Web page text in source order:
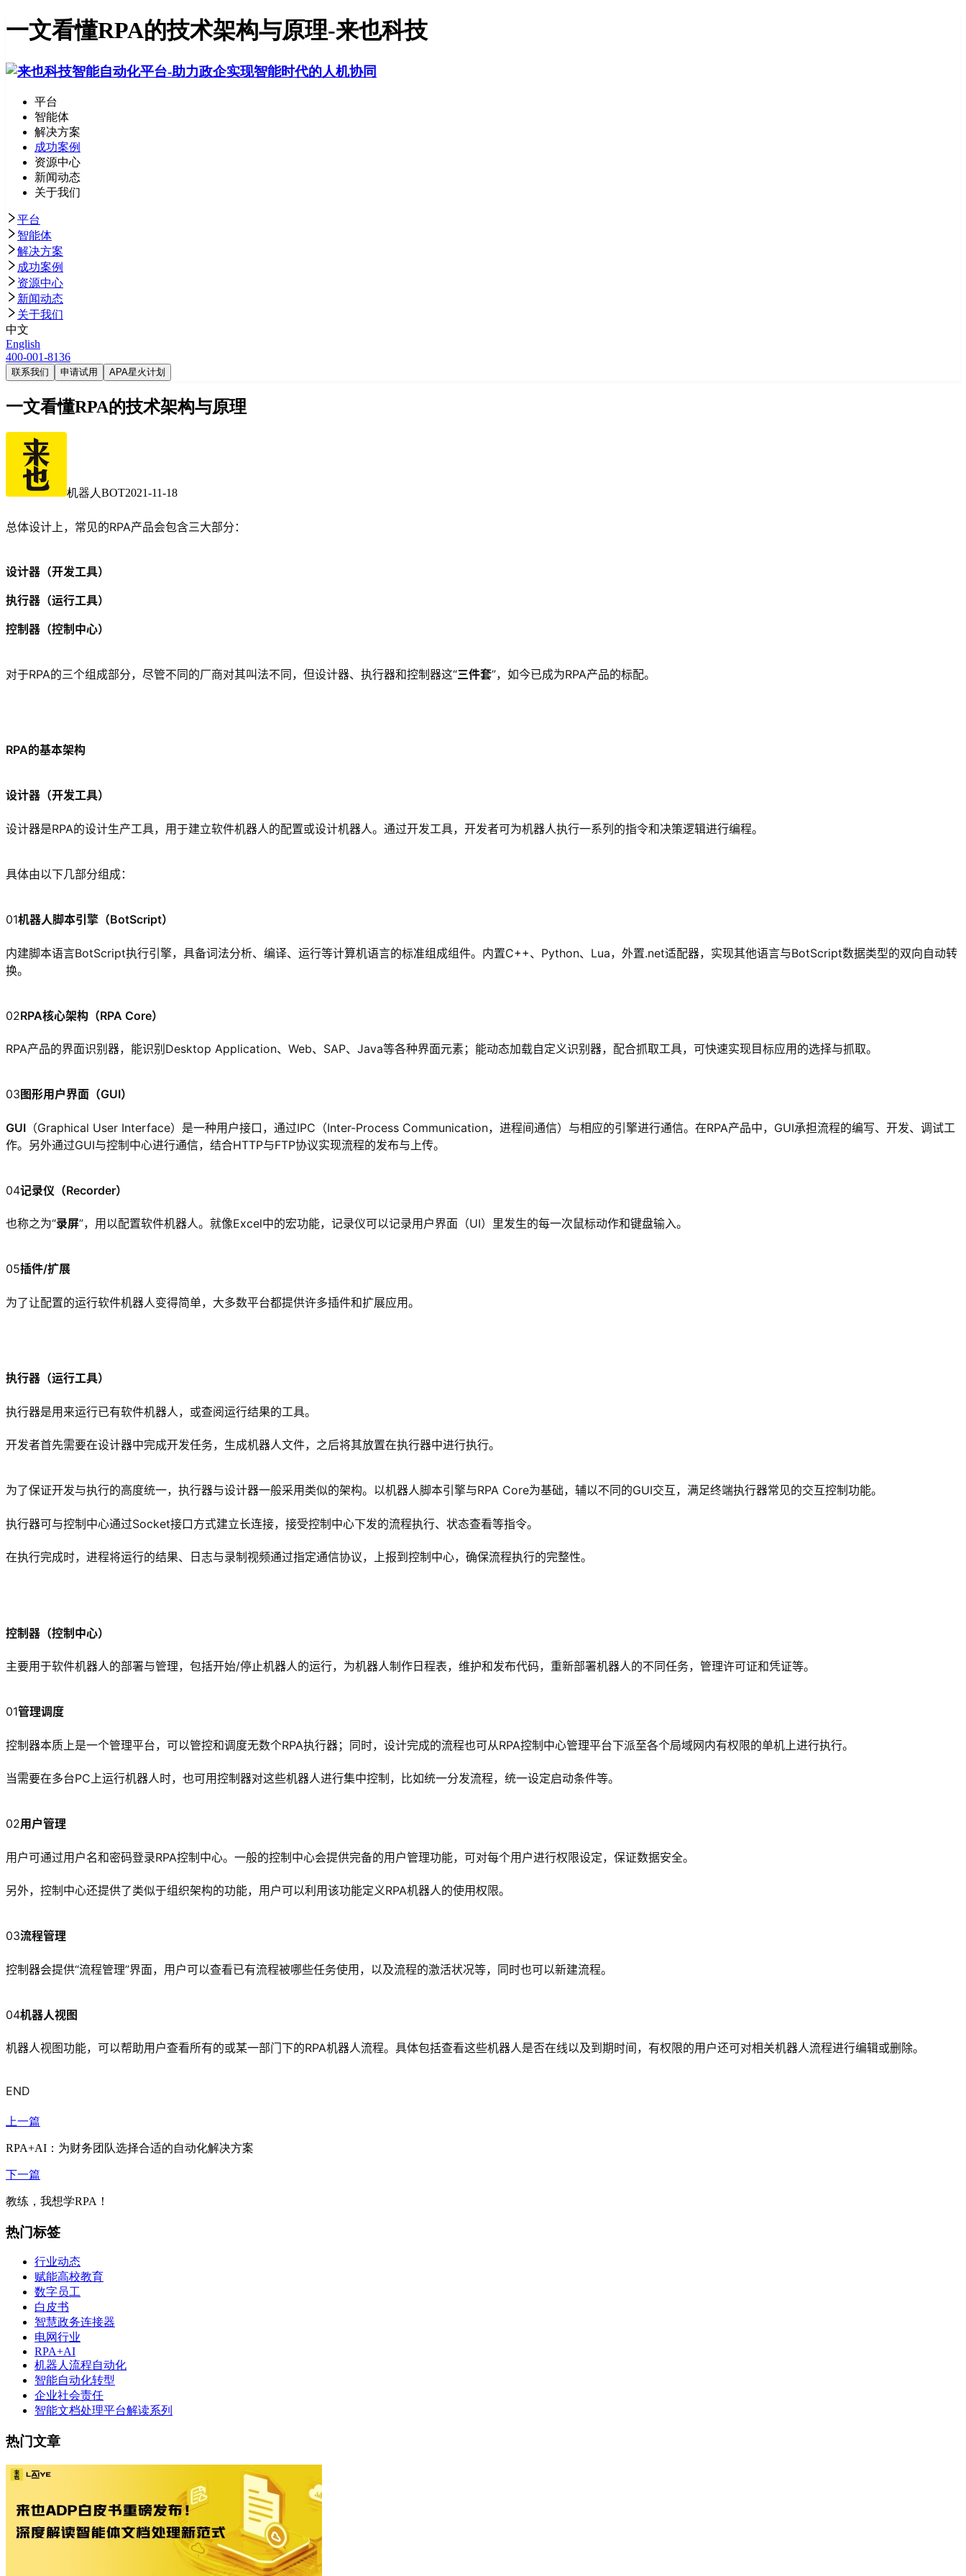
一文看懂RPA的技术架构与原理-来也科技
平台
智能体
解决方案
成功案例
资源中心
新闻动态
关于我们
平台
智能体
解决方案
成功案例
资源中心
新闻动态
关于我们
中文
English
400-001-8136
联系我们 申请试用 APA星火计划
一文看懂RPA的技术架构与原理
机器人BOT2021-11-18
总体设计上，常见的RPA产品会包含三大部分：
设计器（开发工具）
执行器（运行工具）
控制器（控制中心）
对于RPA的三个组成部分，尽管不同的厂商对其叫法不同，但设计器、执行器和控制器这“三件套”，如今已成为RPA产品的标配。
RPA的基本架构
设计器（开发工具）
设计器是RPA的设计生产工具，用于建立软件机器人的配置或设计机器人。通过开发工具，开发者可为机器人执行一系列的指令和决策逻辑进行编程。
具体由以下几部分组成：
01机器人脚本引擎（BotScript）
内建脚本语言BotScript执行引擎，具备词法分析、编译、运行等计算机语言的标准组成组件。内置C++、Python、Lua，外置.net适配器，实现其他语言与BotScript数据类型的双向自动转
换。
02RPA核心架构（RPA Core）
RPA产品的界面识别器，能识别Desktop Application、Web、SAP、Java等各种界面元素；能动态加载自定义识别器，配合抓取工具，可快速实现目标应用的选择与抓取。
03 图形用户界面（GUI）
GUI （Graphical User Interface）是一种用户接口，通过IPC（Inter-Process Communication，进程间通信）与相应的引擎进行通信。在RPA产品中，GUI承担流程的编写、开发、调试工
作。另外通过GUI与控制中心进行通信，结合HTTP与FTP协议实现流程的发布与上传。
04记录仪（Recorder）
也称之为“录屏”，用以配置软件机器人。就像Excel中的宏功能，记录仪可以记录用户界面（UI）里发生的每一次鼠标动作和键盘输入。
05插件/扩展
为了让配置的运行软件机器人变得简单，大多数平台都提供许多插件和扩展应用。
执行器（运行工具）
执行器是用来运行已有软件机器人，或查阅运行结果的工具。
开发者首先需要在设计器中完成开发任务，生成机器人文件，之后将其放置在执行器中进行执行。
为了保证开发与执行的高度统一，执行器与设计器一般采用类似的架构。以机器人脚本引擎与RPA Core为基础，辅以不同的GUI交互，满足终端执行器常见的交互控制功能。
执行器可与控制中心通过Socket接口方式建立长连接，接受控制中心下发的流程执行、状态查看等指令。
在执行完成时，进程将运行的结果、日志与录制视频通过指定通信协议，上报到控制中心，确保流程执行的完整性。
控制器（控制中心）
主要用于软件机器人的部署与管理，包括开始/停止机器人的运行，为机器人制作日程表，维护和发布代码，重新部署机器人的不同任务，管理许可证和凭证等。
01管理调度
控制器本质上是一个管理平台，可以管控和调度无数个RPA执行器；同时，设计完成的流程也可从RPA控制中心管理平台下派至各个局域网内有权限的单机上进行执行。
当需要在多台PC上运行机器人时，也可用控制器对这些机器人进行集中控制，比如统一分发流程，统一设定启动条件等。
02用户管理
用户可通过用户名和密码登录RPA控制中心。一般的控制中心会提供完备的用户管理功能，可对每个用户进行权限设定，保证数据安全。
另外，控制中心还提供了类似于组织架构的功能，用户可以利用该功能定义RPA机器人的使用权限。
03流程管理
控制器会提供“流程管理”界面，用户可以查看已有流程被哪些任务使用，以及流程的激活状况等，同时也可以新建流程。
04机器人视图
机器人视图功能，可以帮助用户查看所有的或某一部门下的RPA机器人流程。具体包括查看这些机器人是否在线以及到期时间，有权限的用户还可对相关机器人流程进行编辑或删除。
END
上一篇
RPA+AI：为财务团队选择合适的自动化解决方案
下一篇
教练，我想学RPA！
热门标签
行业动态
赋能高校教育
数字员工
白皮书
智慧政务连接器
电网行业
RPA+AI
机器人流程自动化
智能自动化转型
企业社会责任
智能文档处理平台解读系列
热门文章